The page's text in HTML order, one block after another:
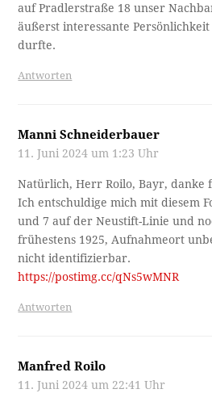
auf Pradlerstraße 18 unser
äußerst interessante
durfte.
Antworten
Manni Schneiderbauer
11. Juni 2024 um 1:23 Uhr
Natürlich, Herr Roilo, Bayr,
Ich entschuldige mich mit diesem
und 7 auf der Neustift-Linie und
frühestens 1925, Aufnahmeort
nicht identifizierbar.
https://postimg.cc/qNs5wMNR
Antworten
Manfred Roilo
11. Juni 2024 um 22:41 Uhr